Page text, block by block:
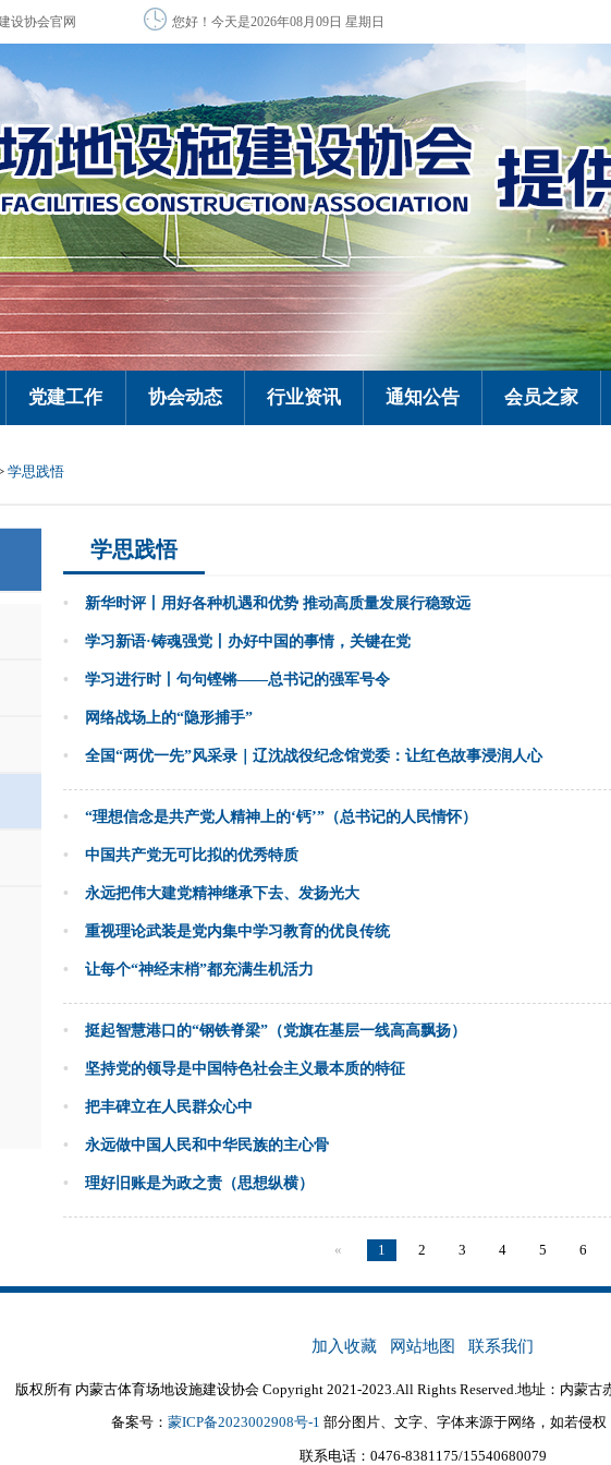
设施建设协会官网 您好！今天是2026年08月09日 星期日
党建工作 协会动态 行业资讯 通知公告 会员之家
学思践悟
学思践悟
• 新华时评丨用好各种机遇和优势 推动高质量发展行稳致远
• 学习新语·铸魂强党丨办好中国的事情，关键在党
• 学习进行时丨句句铿锵——总书记的强军号令
• 网络战场上的“隐形捕手”
• 全国“两优一先”风采录｜辽沈战役纪念馆党委：让红色故事浸润人心
• “理想信念是共产党人精神上的‘钙’”（总书记的人民情怀）
• 中国共产党无可比拟的优秀特质
• 永远把伟大建党精神继承下去、发扬光大
• 重视理论武装是党内集中学习教育的优良传统
• 让每个“神经末梢”都充满生机活力
• 挺起智慧港口的“钢铁脊梁”（党旗在基层一线高高飘扬）
• 坚持党的领导是中国特色社会主义最本质的特征
• 把丰碑立在人民群众心中
• 永远做中国人民和中华民族的主心骨
• 理好旧账是为政之责（思想纵横）
« 1 2 3 4 5 6
加入收藏 网站地图 联系我们
版权所有 内蒙古体育场地设施建设协会 Copyright 2021-2023.All Rights Reserved.地址：内蒙
备案号： 蒙ICP备2023002908号-1 部分图片、文字、字体来源于网络，如若侵权
联系电话：0476-8381175/15540680079